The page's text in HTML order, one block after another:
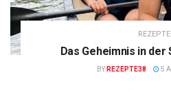
REZEPTE
Das Geheimnis in
BY REZEPTE38 5